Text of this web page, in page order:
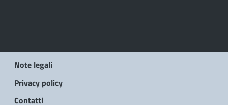
Note legali
Privacy policy
Contatti